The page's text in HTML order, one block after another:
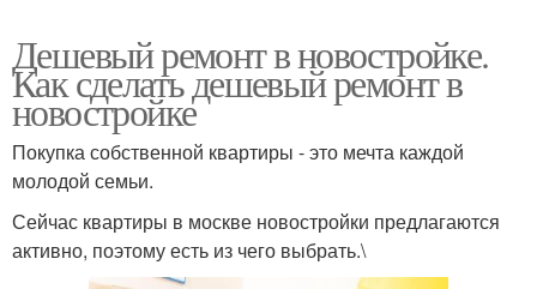
Дешевый ремонт в новостройке.
Как сделать дешевый ремонт в
новостройке
Покупка собственной квартиры - это мечта каждой
молодой семьи.
Сейчас квартиры в москве новостройки предлагаются
активно, поэтому есть из чего выбрать.\